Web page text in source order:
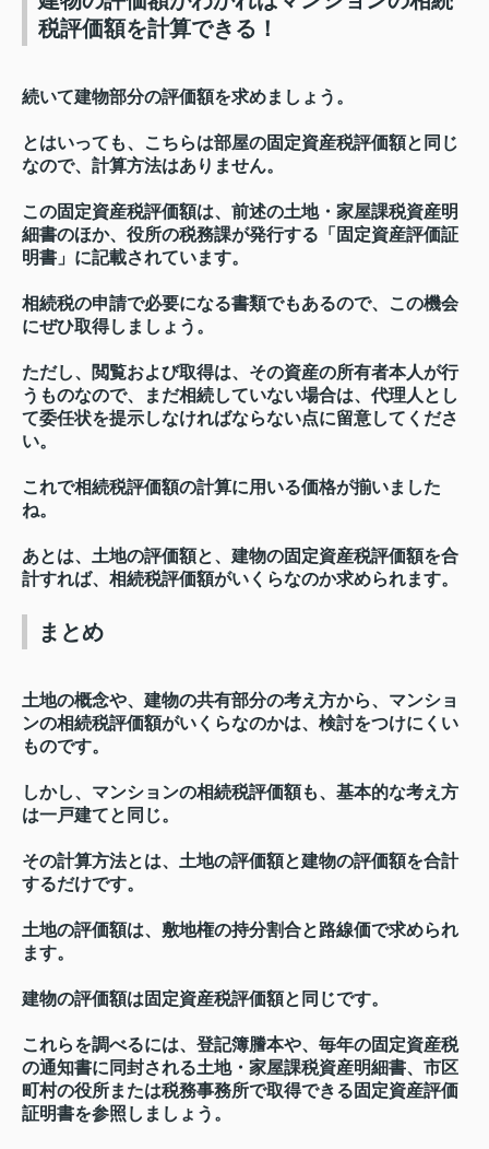
税評価額を計算できる！
続いて建物部分の評価額を求めましょう。
とはいっても、こちらは部屋の固定資産税評価額と同じ
なので、計算方法はありません。
この固定資産税評価額は、前述の土地・家屋課税資産明
細書のほか、役所の税務課が発行する「固定資産評価証
明書」に記載されています。
相続税の申請で必要になる書類でもあるので、この機会
にぜひ取得しましょう。
ただし、閲覧および取得は、その資産の所有者本人が行
うものなので、まだ相続していない場合は、代理人とし
て委任状を提示しなければならない点に留意してくださ
い。
これで相続税評価額の計算に用いる価格が揃いました
ね。
あとは、土地の評価額と、建物の固定資産税評価額を合
計すれば、相続税評価額がいくらなのか求められます。
まとめ
土地の概念や、建物の共有部分の考え方から、マンショ
ンの相続税評価額がいくらなのかは、検討をつけにくい
ものです。
しかし、マンションの相続税評価額も、基本的な考え方
は一戸建てと同じ。
その計算方法とは、土地の評価額と建物の評価額を合計
するだけです。
土地の評価額は、敷地権の持分割合と路線価で求められ
ます。
建物の評価額は固定資産税評価額と同じです。
これらを調べるには、登記簿謄本や、毎年の固定資産税
の通知書に同封される土地・家屋課税資産明細書、市区
町村の役所または税務事務所で取得できる固定資産評価
証明書を参照しましょう。